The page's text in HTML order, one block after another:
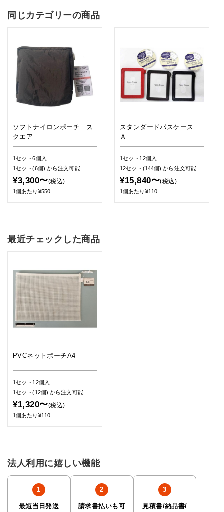
同じカテゴリーの商品
ソフトナイロンポーチ ス
クエア
1セット6個入
1セット(6個) から注文可能
¥3,300〜(税込)
1個あたり¥550
スタンダードパスケース
Ａ
1セット12個入
12セット(144個)から注文可能
¥15,840〜(税込)
1個あたり¥110
最近チェックした商品
PVCネットポーチA4
1セット12個入
1セット(12個)から注文可能
¥1,320〜(税込)
1個あたり¥110
法人利用に嬉しい機能
最短当日発送 請求書払いも可 見積書/納品書/